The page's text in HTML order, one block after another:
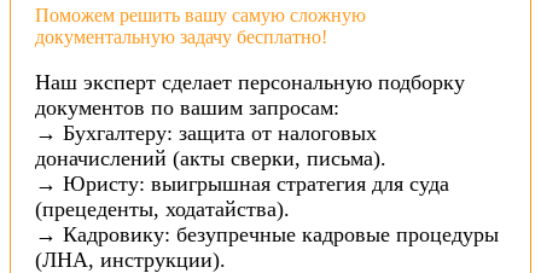
Поможем решить вашу самую сложную
документальную задачу бесплатно!
Наш эксперт сделает персональную подборку
документов по вашим запросам:
→ Бухгалтеру: защита от налоговых
доначислений (акты сверки, письма).
→ Юристу: выигрышная стратегия для суда
(прецеденты, ходатайства).
→ Кадровику: безупречные кадровые процедуры
(ЛНА, инструкции).